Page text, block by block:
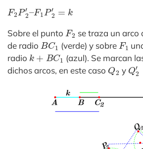
F2 P2 –
F1 P2 =k
Sobre el punto F2 se traza un arco
de radio BC1 (verde) y sobreF1
radio k+ BC1
(azul). Se marcan
dichos arcos, en este caso Q2yQ2′